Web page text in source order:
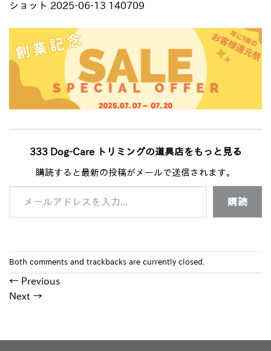
ショット 2025-06-13 140709
333 Dog-Care トリミングの道具店をもっと見る
購読すると最新の投稿がメールで送信されます。
メールアドレスを入力...
購読
Both comments and trackbacks are currently closed.
← Previous
Next →